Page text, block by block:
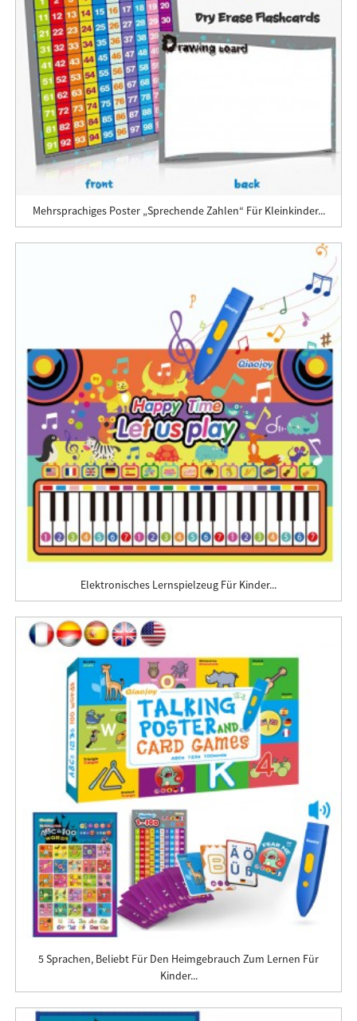
Mehrsprachiges Poster „Sprechende Zahlen“ Für Kleinkinder...
Elektronisches Lernspielzeug Für Kinder...
5 Sprachen, Beliebt Für Den Heimgebrauch Zum Lernen Für
Kinder...